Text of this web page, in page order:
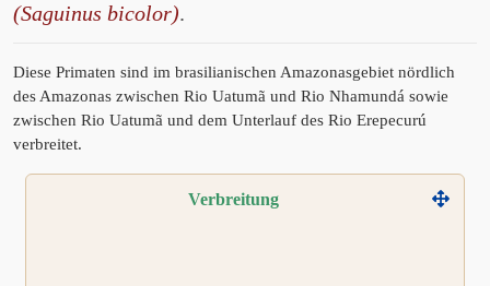
(Saguinus bicolor).
Diese Primaten sind im brasilianischen Amazonasgebiet nördlich
des Amazonas zwischen Rio Uatumã und Rio Nhamundá sowie
zwischen Rio Uatumã und dem Unterlauf des Rio Erepecurú
verbreitet.
Verbreitung